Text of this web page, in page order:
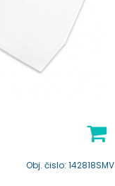
Obj. čislo: 142818SMV